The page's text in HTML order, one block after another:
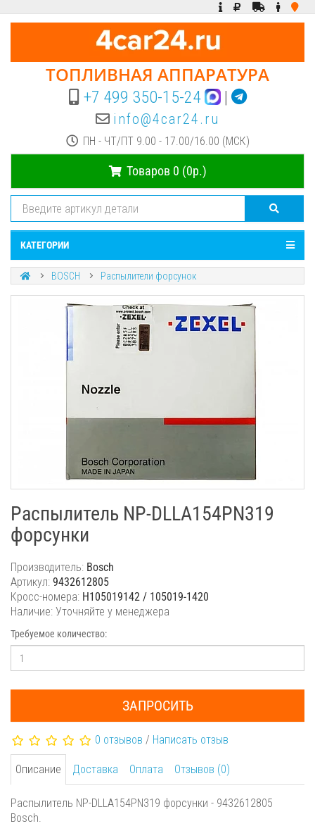
ТОПЛИВНАЯ АППАРАТУРА
+7 499 350-15-24 |
info@4car24.ru
ПН - ЧТ/ПТ 9.00 - 17.00/16.00 (МСК)
Товаров 0 (0р.)
КАТЕГОРИИ
BOSCH Распылители форсунок
Распылитель NP-DLLA154PN319
форсунки
Производитель: Bosch
Артикул: 9432612805
Кросс-номера: H105019142 / 105019-1420
Наличие: Уточняйте у менеджера
Требуемое количество:
ЗАПРОСИТЬ
0 отзывов / Написать отзыв
Описание Доставка Оплата Отзывов (0)
Распылитель NP-DLLA154PN319 форсунки - 9432612805
Bosch.